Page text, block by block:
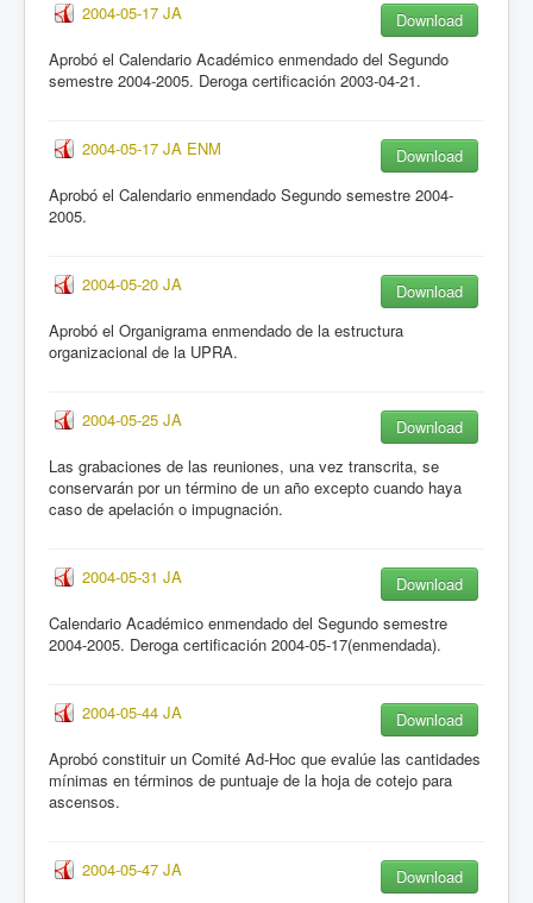
2004-05-17 JA
Download
Aprobó el Calendario Académico enmendado del Segundo
semestre 2004-2005. Deroga certificación 2003-04-21.
2004-05-17 JA ENM
Download
Aprobó el Calendario enmendado Segundo semestre 2004-
2005.
2004-05-20 JA
Download
Aprobó el Organigrama enmendado de la estructura
organizacional de la UPRA.
2004-05-25 JA
Download
Las grabaciones de las reuniones, una vez transcrita, se
conservarán por un término de un año excepto cuando haya
caso de apelación o impugnación.
2004-05-31 JA
Download
Calendario Académico enmendado del Segundo semestre
2004-2005. Deroga certificación 2004-05-17(enmendada).
2004-05-44 JA
Download
Aprobó constituir un Comité Ad-Hoc que evalúe las cantidades
mínimas en términos de puntuaje de la hoja de cotejo para
ascensos.
2004-05-47 JA
Download